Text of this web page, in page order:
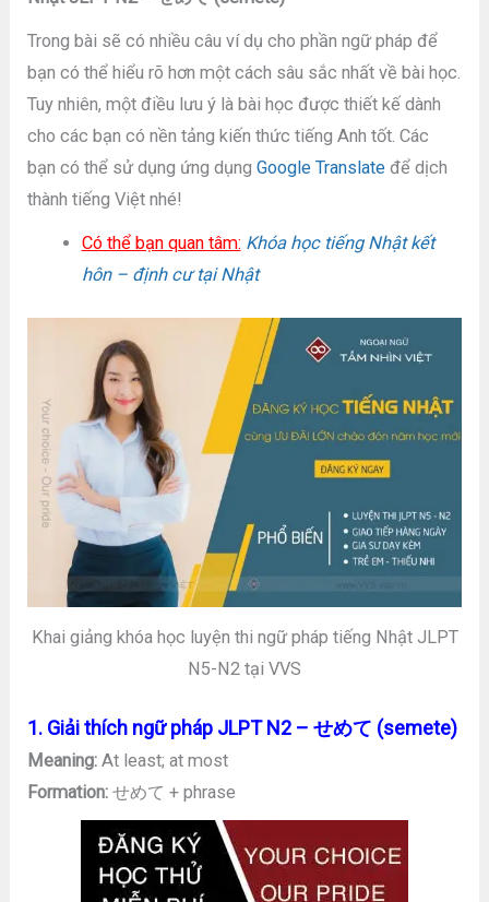
Trong bài sẽ có nhiều câu ví dụ cho phần ngữ pháp để
bạn có thể hiểu rõ hơn một cách sâu sắc nhất về bài học.
Tuy nhiên, một điều lưu ý là bài học được thiết kế dành
cho các bạn có nền tảng kiến thức tiếng Anh tốt. Các
bạn có thể sử dụng ứng dụngGoogle Translate để dịch
thành tiếng Việt nhé!
Có thể bạn quan tâm: Khóa học tiếng Nhật kết
hôn – định cư tại Nhật
Khai giảng khóa học luyện thi ngữ pháp tiếng Nhật JLPT
N5-N2 tại VVS
1. Giải thích ngữ pháp JLPT N2 – せめて (semete)
Meaning: At least; at most
Formation: せめて + phrase